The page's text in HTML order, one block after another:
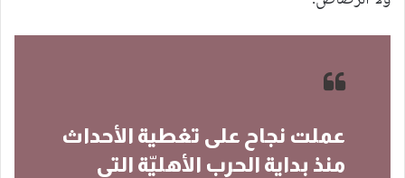
عملت نجاح على تغطية الأحداث
منذ بداية الحرب الأهليّة التي